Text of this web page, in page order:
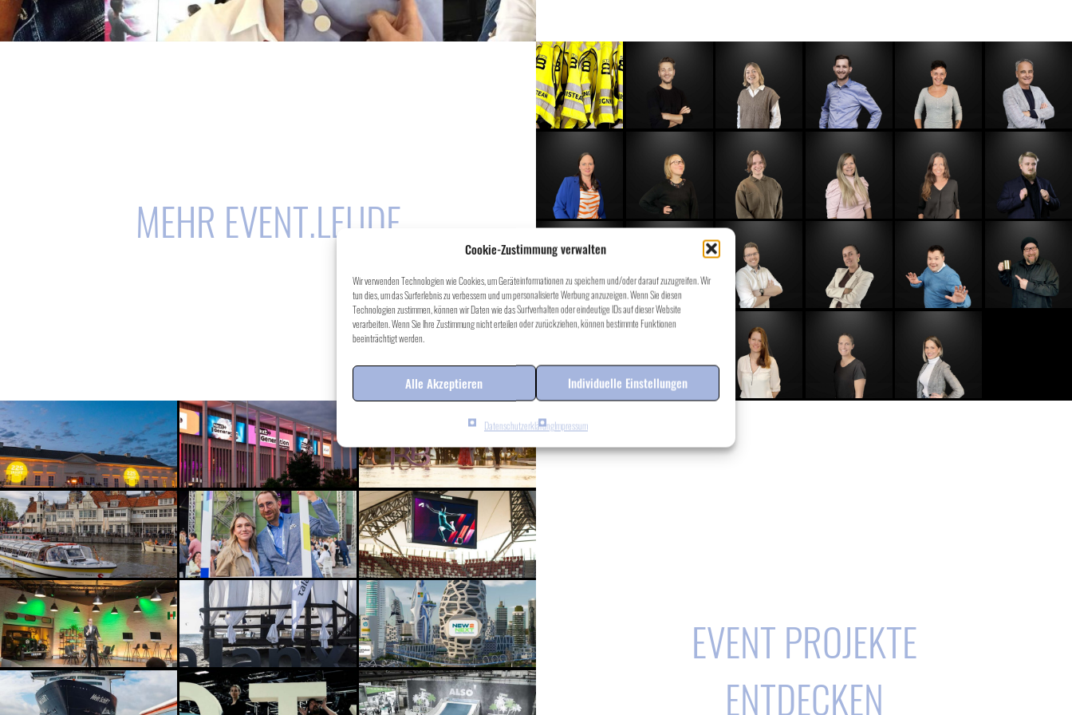
Cookie-Zustimmung verwalten
Wir verwenden Technologien wie Cookies, um Geräteinformationen zu speichern und/oder darauf zuzugreifen. Wir
tun dies, um das Surferlebnis zu verbessern und um personalisierte Werbung anzuzeigen. Wenn Sie diesen
Technologien zustimmen, können wir Daten wie das Surfverhalten oder eindeutige IDs auf dieser Website
verarbeiten. Wenn Sie Ihre Zustimmung nicht erteilen oder zurückziehen, können bestimmte Funktionen
beeinträchtigt werden.
Alle Akzeptieren Individuelle Einstellungen
DatenschutzerklärungImpressum
MEHR EVENT.LEUDE
E-Mail E-Mail E-Mail E-Mail E-Mail E-Mail
E-Mail E-Mail E-Mail E-Mail E-Mail E-Mail
E-Mail E-Mail E-Mail
EVENT PROJEKTE
ENTDECKEN